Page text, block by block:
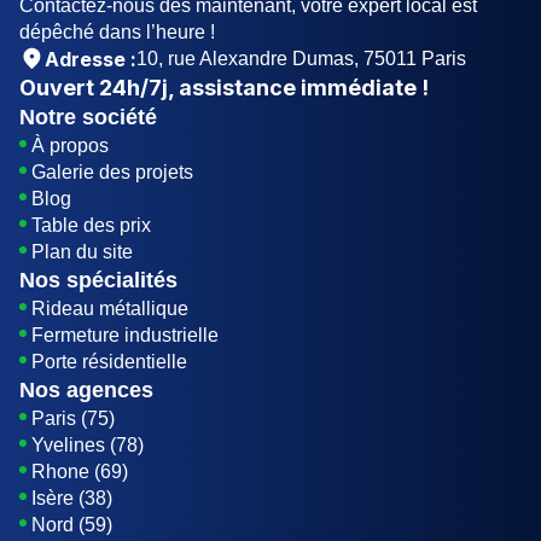
Contactez-nous dès maintenant, votre expert local est
dépêché dans l’heure !
Adresse :10, rue Alexandre Dumas, 75011 Paris
Ouvert 24h/7j , assistance immédiate !
Notre société
À propos
Galerie des projets
Blog
Table des prix
Plan du site
Nos spécialités
Rideau métallique
Fermeture industrielle
Porte résidentielle
Nos agences
Paris (75)
Yvelines (78)
Rhone (69)
Isère (38)
Nord (59)